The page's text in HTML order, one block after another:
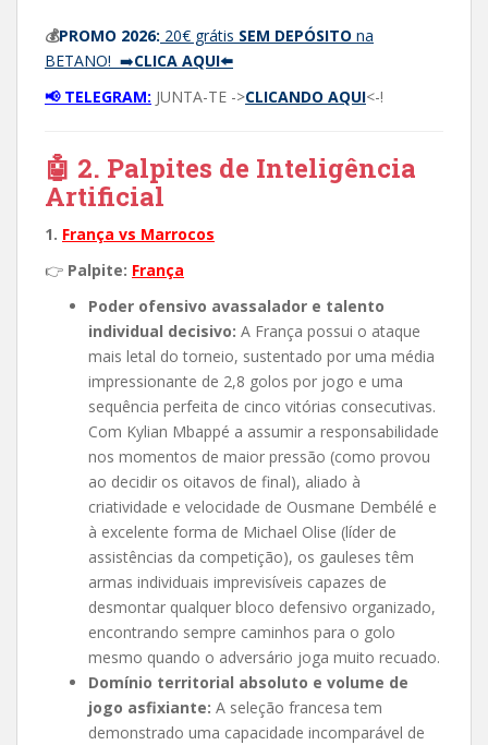
💰PROMO 2026: 20€ grátis SEM DEPÓSITO na
BETANO! ➡️CLICA AQUI⬅️
📢 TELEGRAM: JUNTA-TE ->CLICANDO AQUI<-!
🤖 2. Palpites de Inteligência
Artificial
1. França vs Marrocos
👉 Palpite: França
Poder ofensivo avassalador e talento
individual decisivo: A França possui o ataque
mais letal do torneio, sustentado por uma média
impressionante de 2,8 golos por jogo e uma
sequência perfeita de cinco vitórias consecutivas.
Com Kylian Mbappé a assumir a responsabilidade
nos momentos de maior pressão (como provou
ao decidir os oitavos de final), aliado à
criatividade e velocidade de Ousmane Dembélé e
à excelente forma de Michael Olise (líder de
assistências da competição), os gauleses têm
armas individuais imprevisíveis capazes de
desmontar qualquer bloco defensivo organizado,
encontrando sempre caminhos para o golo
mesmo quando o adversário joga muito recuado.
Domínio territorial absoluto e volume de
jogo asfixiante: A seleção francesa tem
demonstrado uma capacidade incomparável de